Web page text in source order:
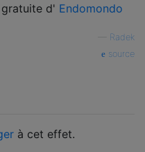
d' Endomondo
Radek
source
à cet effet.